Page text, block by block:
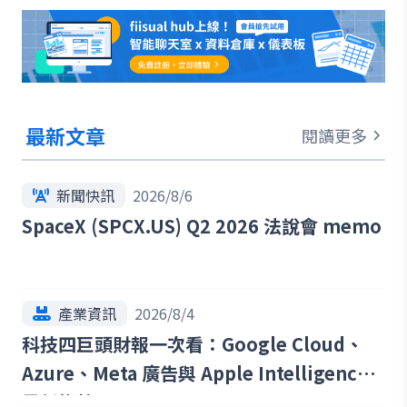
最新文章 閱讀更多
新聞快訊 2026/8/6
SpaceX (SPCX.US) Q2 2026 法說會 memo
產業資訊 2026/8/4
科技四巨頭財報一次看：Google Cloud、
Azure、Meta 廣告與 Apple Intelligence